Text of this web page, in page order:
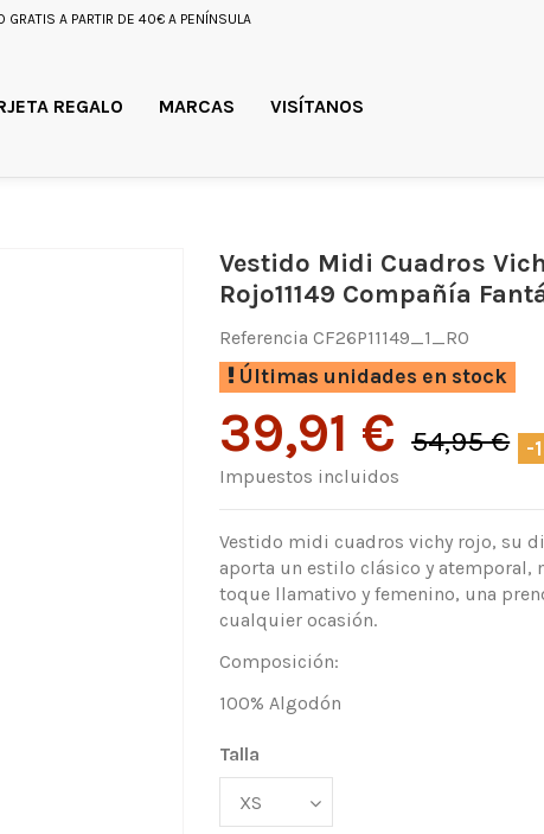
GRATIS A PARTIR DE 40€ A PENÍNSULA
REGALO MARCAS
VISÍTANOS
Vestido Midi Cuadros
Rojo11149 Compañía
Referencia CF26P11149_1_RO
Últimas unidades en stock
39,91 € 54,95 € -
Impuestos incluidos
Vestido midi cuadros vichy rojo, su
aporta un estilo clásico y atemporal,
toque llamativo y femenino, una
cualquier ocasión.
Composición:
100% Algodón
Talla